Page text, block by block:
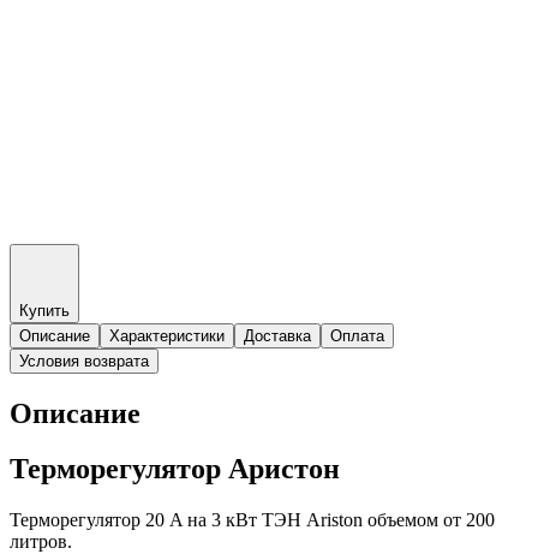
Купить
Описание
Характеристики Доставка
Оплата
Условия возврата
Описание
Терморегулятор Аристон
Терморегулятор 20 A на 3 кВт ТЭН Ariston объемом от 200
литров.